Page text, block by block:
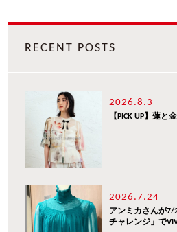
RECENT POSTS
2026.8.3
【PICK UP】蓮
2026.7.24
アンミカさんが7/
チャレンジ」で